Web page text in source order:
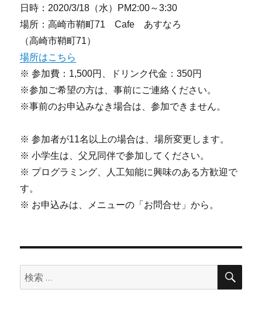
日時：2020/3/18（水）PM2:00～3:30
場所：高崎市鞘町71 Cafe あすなろ
（高崎市鞘町71）
場所はこちら
※ 参加費：1,500円、ドリンク代金：350円
※参加ご希望の方は、事前にご連絡ください。
※事前のお申込みなき場合は、参加できません。
※ 参加者が11名以上の場合は、場所変更します。
※ 小学生は、父兄同伴で参加してください。
※ プログラミング、人工知能に興味のある方歓迎で
す。
※ お申込みは、メニューの「お問合せ」から。
検
索:
検